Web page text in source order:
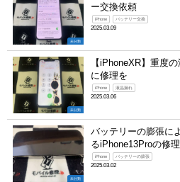
未分類
ー交換依頼
iPhone バッテリー交換
2025.03.09
未分類
【iPhoneXR】重度
に修理を
iPhone 液晶漏れ
2025.03.06
未分類
バッテリーの膨張に
るiPhone13Proの修
iPhone バッテリーの膨張
2025.03.02